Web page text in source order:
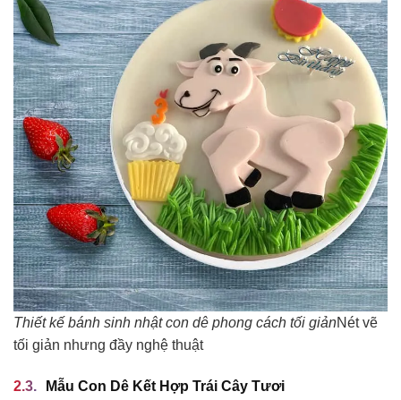
Thiết kế bánh sinh nhật con dê phong cách tối giảnNét vẽ
tối giản nhưng đầy nghệ thuật
Mẫu Con Dê Kết Hợp Trái Cây Tươi